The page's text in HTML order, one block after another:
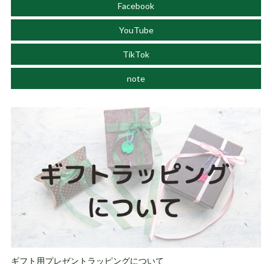
Facebook
YouTube
TikTok
note
ギフト用プレゼントラッピングについて